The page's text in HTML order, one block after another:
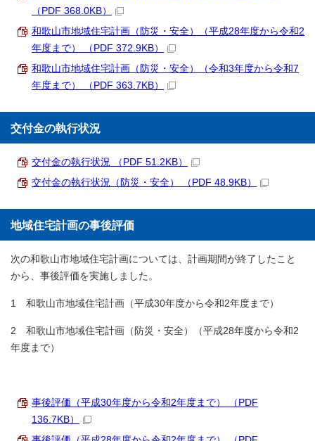
（PDF 368.0KB）
和歌山市地域住宅計画（防災・安全）（平成28年度から令和2
年度まで） （PDF 372.9KB）
和歌山市地域住宅計画（防災・安全）（令和3年度から令和7
年度まで） （PDF 363.7KB）
交付金の執行状況
交付金の執行状況 （PDF 51.2KB）
交付金の執行状況（防災・安全） （PDF 48.9KB）
地域住宅計画の事後評価
次の和歌山市地域住宅計画については、計画期間が終了したこと
から、事後評価を実施しました。
1 和歌山市地域住宅計画（平成30年度から令和2年度まで）
2 和歌山市地域住宅計画（防災・安全）（平成28年度から令和2
年度まで）
事後評価（平成30年度から令和2年度まで） （PDF
136.7KB）